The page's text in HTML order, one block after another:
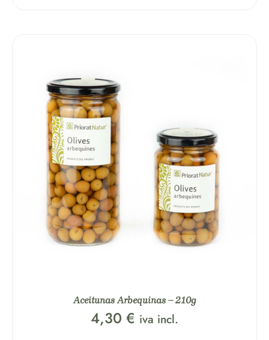
Aceitunas Arbequinas – 210g
4,30 € iva incl.